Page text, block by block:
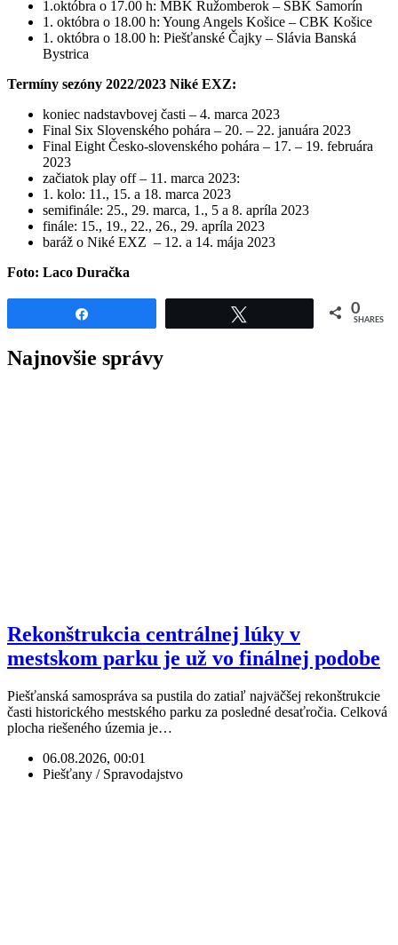
1.októbra o 17.00 h: MBK Ružomberok – ŠBK Šamorín
1. októbra o 18.00 h: Young Angels Košice – CBK Košice
1. októbra o 18.00 h: Piešťanské Čajky – Slávia Banská
Bystrica
Termíny sezóny 2022/2023 Niké EXZ:
koniec nadstavbovej časti – 4. marca 2023
Final Six Slovenského pohára – 20. – 22. januára 2023
Final Eight Česko-slovenského pohára – 17. – 19. februára
2023
začiatok play off – 11. marca 2023:
1. kolo: 11., 15. a 18. marca 2023
semifinále: 25., 29. marca, 1., 5 a 8. apríla 2023
finále: 15., 19., 22., 26., 29. apríla 2023
baráž o Niké EXZ – 12. a 14. mája 2023
Foto: Laco Duračka
0
SHARES
Najnovšie správy
Rekonštrukcia centrálnej lúky v
mestskom parku je už vo finálnej podobe
Piešťanská samospráva sa pustila do zatiaľ najväčšej rekonštrukcie
časti historického mestského parku za posledné desaťročia. Celková
plocha riešeného územia je…
06.08.2026, 00:01
Piešťany / Spravodajstvo